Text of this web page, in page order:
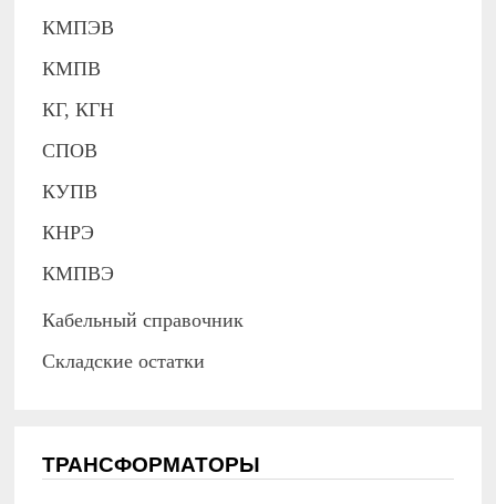
КМПЭВ
КМПВ
КГ, КГН
СПОВ
КУПВ
КНРЭ
КМПВЭ
Кабельный справочник
Складские остатки
ТРАНСФОРМАТОРЫ